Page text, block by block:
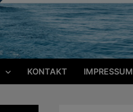
KONTAKT IMPRESSUM